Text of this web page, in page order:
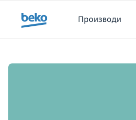
Производи